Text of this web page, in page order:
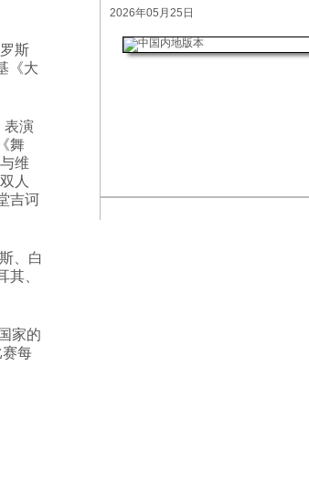
斯
《大
表演
舞
维
人
吉诃
、白
、
家的
每
2026年05月25日